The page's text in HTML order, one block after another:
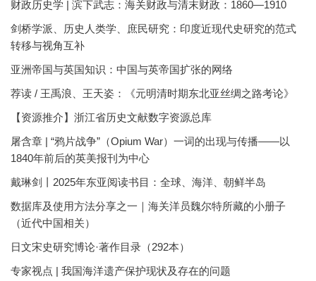
财政历史学 | 滨下武志：海关财政与清末财政：1860—1910
剑桥学派、历史人类学、庶民研究：印度近现代史研究的范式
转移与视角互补
亚洲帝国与英国知识：中国与英帝国扩张的网络
荐读 / 王禹浪、王天姿：《元明清时期东北亚丝绸之路考论》
【资源推介】浙江省历史文献数字资源总库
屠含章 | “鸦片战争”（Opium War）一词的出现与传播——以
1840年前后的英美报刊为中心
戴琳剑丨2025年东亚阅读书目：全球、海洋、朝鲜半岛
数据库及使用方法分享之一｜海关洋员魏尔特所藏的小册子
（近代中国相关）
日文宋史研究博论·著作目录（292本）
专家视点 | 我国海洋遗产保护现状及存在的问题